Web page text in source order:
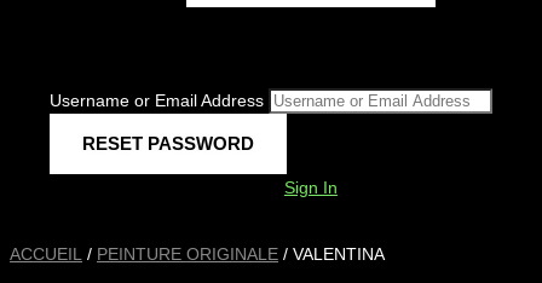
Username or Email Address
Sign In
ACCUEIL / PEINTURE ORIGINALE / VALENTINA